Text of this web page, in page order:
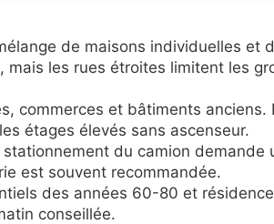
de maisons individuelles et
les rues étroites limitent les
commerces et bâtiments anciens.
étages élevés sans ascenseur.
du camion demande
est souvent recommandée.
des années 60-80 et
conseillée.